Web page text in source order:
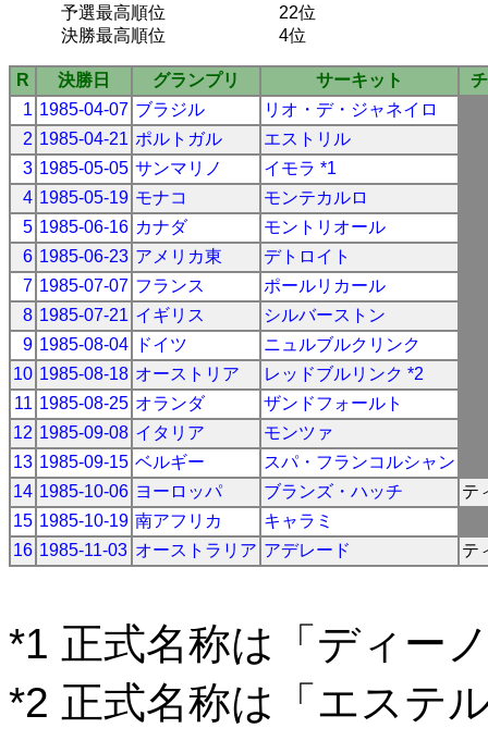
予選最高順位
22位
決勝最高順位
4位
R 決勝日 グランプリ サーキット
1 1985-04-07 ブラジル
リオ・デ・ジャネイロ
2 1985-04-21 ポルトガル
エストリル
3 1985-05-05 サンマリノ
イモラ *1
4 1985-05-19 モナコ
モンテカルロ
5 1985-06-16 カナダ
モントリオール
6 1985-06-23 アメリカ東
デトロイト
7 1985-07-07 フランス
ポールリカール
8 1985-07-21 イギリス
シルバーストン
9 1985-08-04 ドイツ
ニュルブルクリンク
10 1985-08-18 オーストリア
レッドブルリンク *2
11 1985-08-25 オランダ
ザンドフォールト
12 1985-09-08 イタリア
モンツァ
13 1985-09-15 ベルギー
スパ・フランコルシャン
14 1985-10-06 ヨーロッパ ブランズ・ハッチ
テ
15 1985-10-19 南アフリカ
キャラミ
16 1985-11-03 オーストラリア アデレード テ
*1 正式名称は「ディー
*2 正式名称は「エステ